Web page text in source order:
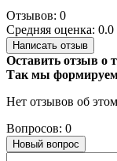
Отзывов: 0
Средняя оценка: 0.0
Написать отзыв
Оставить отзыв о
Так мы формируем
Нет отзывов об
Вопросов: 0
Новый вопрос